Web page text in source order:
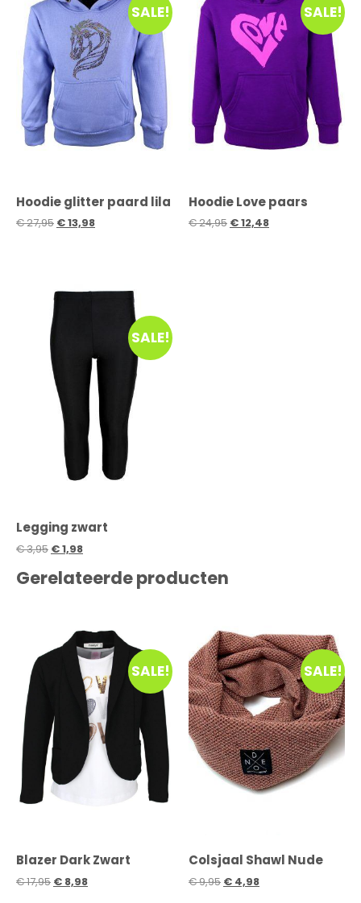
SALE!
Hoodie glitter paard lila
€27,95 €13,98
SALE!
Hoodie Love paars
€24,95 €12,48
SALE!
Legging zwart
€3,95 €1,98
Gerelateerde producten
SALE!
Blazer Dark Zwart
€17,95 € 8,98
SALE!
Colsjaal Shawl Nude
€9,95 € 4,98